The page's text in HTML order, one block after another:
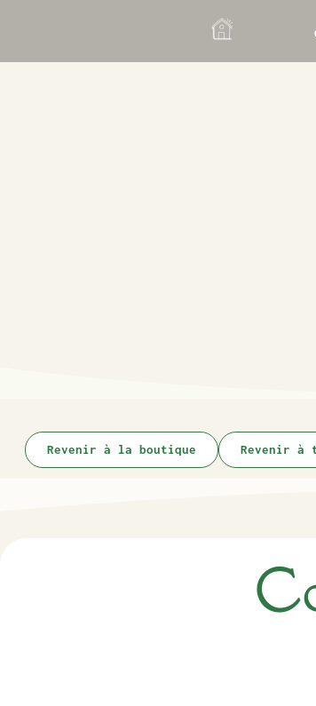
Revenir à la boutique Revenir à